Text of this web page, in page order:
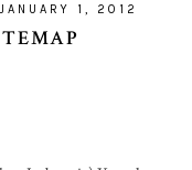
1, 2012